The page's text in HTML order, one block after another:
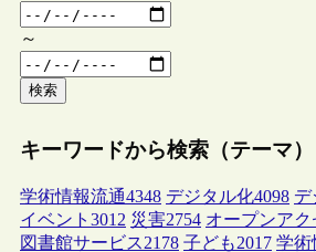
～
検索
キーワードから検索（テーマ）
学術情報流通4348 デジタル化4098 デ
イベント 3012 災害2754 オープンアク
図書館サービス2178 子ども2017 学術